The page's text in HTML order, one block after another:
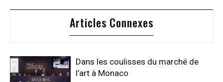
Articles Connexes
Dans les coulisses du marché de
l’art à Monaco